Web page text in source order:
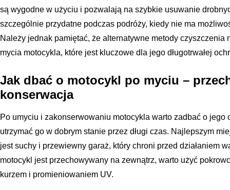
są wygodne w użyciu i pozwalają na szybkie usuwanie
szczególnie przydatne podczas podróży, kiedy nie ma
Należy jednak pamiętać, że alternatywne metody czyszczenia
mycia motocykla, które jest kluczowe dla jego długotrwałej
Jak dbać o motocykl po myciu –
konserwacja
Po umyciu i zakonserwowaniu motocykla warto zadbać o
utrzymać go w dobrym stanie przez długi czas. Najlepszym
jest suchy i przewiewny garaż, który chroni przed działaniem
motocykl jest przechowywany na zewnątrz, warto użyć
kurzem i promieniowaniem UV.